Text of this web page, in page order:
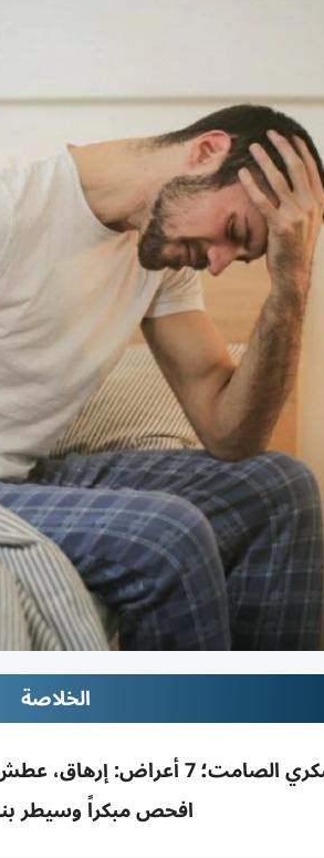
الخلاصة
بعد الأربعين يزيد خطر
افحص مبكراً وسيطر